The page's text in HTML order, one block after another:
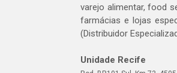
varejo alimentar, food
farmácias e lojas
(Distribuidor
Unidade Recife